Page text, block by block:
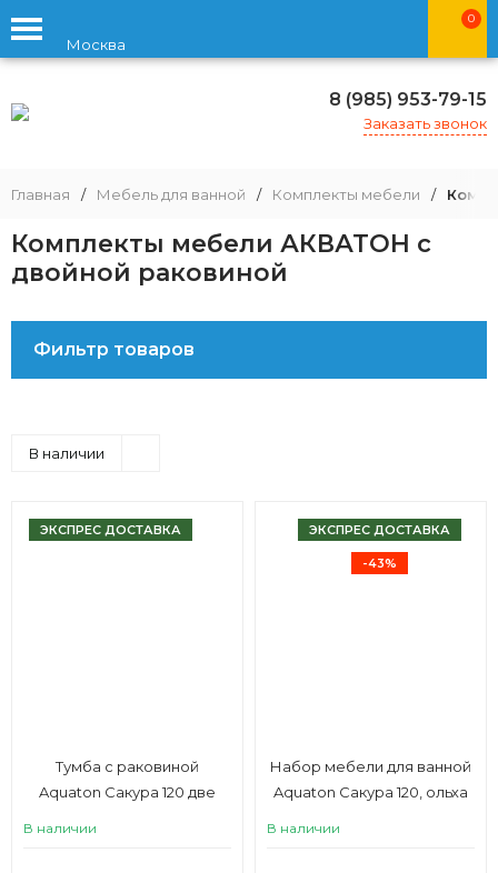
Москва
0
8 (985) 953-79-15
Заказать звонок
Главная / Мебель для ванной / Комплекты мебели /
Комплекты мебели АКВАТОН с
двойной раковиной
Фильтр товаров
В наличии
ЭКСПРЕС ДОСТАВКА
Тумба с раковиной
Aquaton Сакура 120 две
В наличии
ЭКСПРЕС ДОСТАВКА
-43%
Набор мебели для ванной
Aquaton Сакура 120, ольха
В наличии